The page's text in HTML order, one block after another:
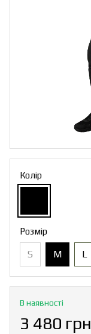
Колір
Розмір
S M L
В наявності
3 480 грн